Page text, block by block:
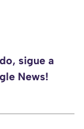
sigue a
News!